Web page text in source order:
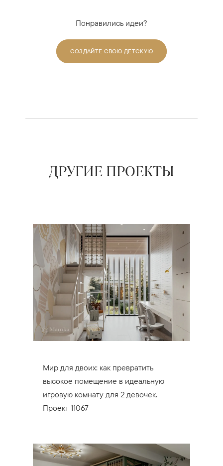
Понравились идеи?
СОЗДАЙТЕ СВОЮ ДЕТСКУЮ
ДРУГИЕ ПРОЕКТЫ
Мир для двоих: как превратить
высокое помещение в идеальную
игровую комнату для 2 девочек.
Проект 11067